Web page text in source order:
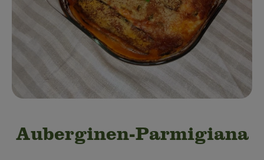
Obst & Gemüse
Kühltheke
Speisekammer
Drogerie & Haushalt
Auberginen-Parmigiana